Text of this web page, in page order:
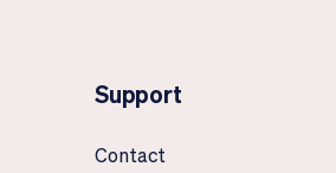
Support
Contact